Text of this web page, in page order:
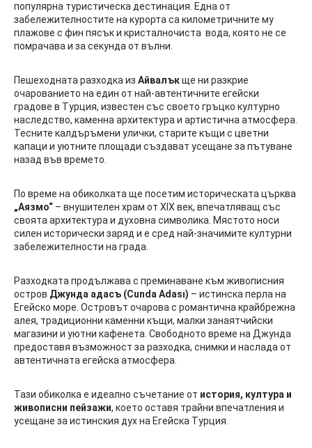
популярна туристическа дестинация. Една от
забележителностите на курорта са километричните му
плажове с фин пясък и кристалночиста вода, която не се
помрачава и за секунда от вълни.
Пешеходната разходка из Айвалъкще ни разкрие
очарованието на един от най-автентичните егейски
градове в Турция, известен със своето гръцко културно
наследство, каменна архитектура и артистична атмосфера.
Тесните калдъръмени улички, старите къщи с цветни
капаци и уютните площади създават усещане за пътуване
назад във времето.
По време на обиколката ще посетим историческата църква
„Аязмо“ – внушителен храм от XIX век, впечатляващ със
своята архитектура и духовна символика. Мястото носи
силен исторически заряд и е сред най-значимите културни
забележителности на града.
Разходката продължава с преминаване към живописния
остров Джунда адасъ (Cunda Adası) – истинска перла на
Егейско море. Островът очарова с романтична крайбрежна
алея, традиционни каменни къщи, малки занаятчийски
магазини и уютни кафенета. Свободното време на Джунда
предоставя възможност за разходка, снимки и наслада от
автентичната егейска атмосфера.
Тази обиколка е идеално съчетание от история, култура и
живописни пейзажи, което оставя трайни впечатления и
усещане за истинския дух на Егейска Турция.